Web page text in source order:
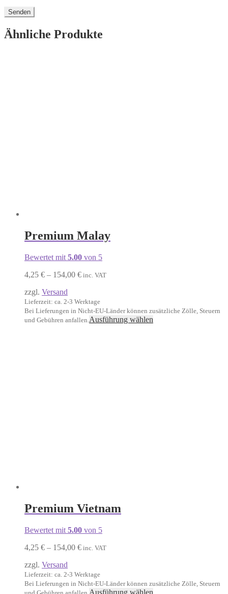
Ähnliche Produkte
Premium Malay
Bewertet mit 5.00 von 5
4,25 € – 154,00 €Preisspanne:
154,00 €
inc. VAT
zzgl. Versand
Lieferzeit: ca. 2-3 Werktage
Bei Lieferungen in Nicht-EU-Länder können zusätzliche Zölle, Steuern
und Gebühren anfallen. Ausführung wählen
Premium Vietnam
Bewertet mit 5.00 von 5
4,25 € – 154,00 €Preisspanne:
154,00 €
inc. VAT
zzgl. Versand
Lieferzeit: ca. 2-3 Werktage
Bei Lieferungen in Nicht-EU-Länder können zusätzliche Zölle, Steuern
Ausführung wählen